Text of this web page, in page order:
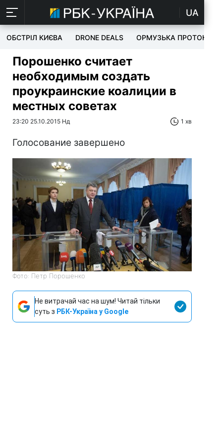
UA
ОБСТРІЛ КИЄВА DRONE DEALS ОРМУЗЬКА ПРОТОКА
Порошенко считает
необходимым создать
проукраинские коалиции в
местных советах
23:20 25.10.2015 Нд 1 хв
Голосование завершено
Фото: Петр Порошенко
Не витрачай час на шум! Читай тільки
суть з РБК-Україна у Google